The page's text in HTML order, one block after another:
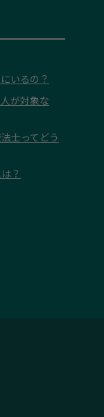
いるの？
が対象な
士ってどう
？